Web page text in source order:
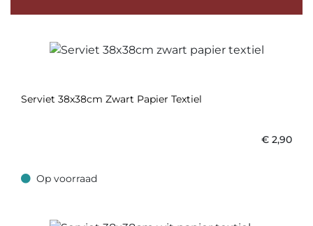
Serviet 38x38cm Zwart Papier Textiel
€ 2,90
Op voorraad
Op voorraad